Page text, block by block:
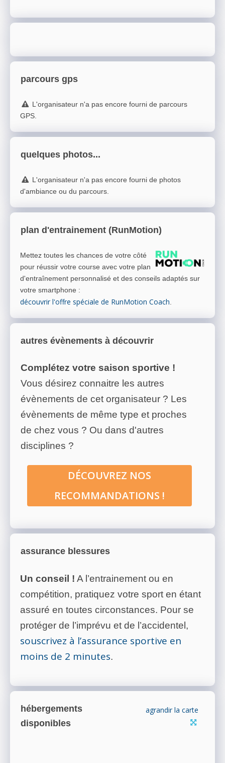
parcours gps
L'organisateur n'a pas encore fourni de parcours
GPS.
quelques photos...
L'organisateur n'a pas encore fourni de photos
d'ambiance ou du parcours.
plan d'entrainement (RunMotion)
Mettez toutes les chances de votre côté
pour réussir votre course avec votre plan
d'entraînement personnalisé et des conseils adaptés sur
votre smartphone :
découvrir l'offre spéciale de RunMotion Coach.
autres évènements à découvrir
Complétez votre saison sportive !
Vous désirez connaitre les autres
évènements de cet organisateur ? Les
évènements de même type et proches
de chez vous ? Ou dans d'autres
disciplines ?
DÉCOUVREZ NOS
RECOMMANDATIONS !
assurance blessures
Un conseil ! A l’entrainement ou en
compétition, pratiquez votre sport en étant
assuré en toutes circonstances. Pour se
protéger de l’imprévu et de l’accidentel,
souscrivez à l’assurance sportive en
moins de 2 minutes.
hébergements
disponibles
agrandir la carte